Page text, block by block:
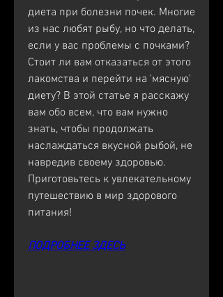
диета при болезни почек. Многие
из нас любят рыбу, но что делать,
если у вас проблемы с почками?
Стоит ли вам отказаться от этого
лакомства и перейти на 'мясную'
диету? В этой статье я расскажу
вам обо всем, что вам нужно
знать, чтобы продолжать
наслаждаться вкусной рыбой, не
навредив своему здоровью.
Приготовьтесь к увлекательному
путешествию в мир здорового
питания!
ПОДРОБНЕЕ ЗДЕСЬ